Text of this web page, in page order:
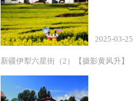
2025-03-25
新疆伊犁六星街（2）【摄影黄风升】